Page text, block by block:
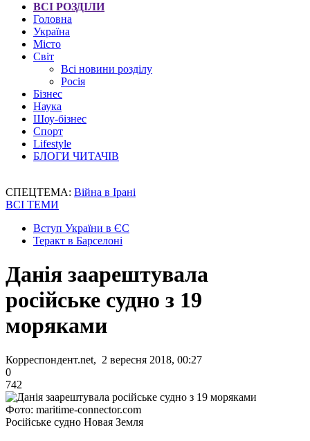
ВСІ РОЗДІЛИ
Головна
Україна
Місто
Світ
Всі новини розділу
Росія
Бізнес
Наука
Шоу-бізнес
Спорт
Lifestyle
БЛОГИ ЧИТАЧІВ
СПЕЦТЕМА: Війна в Ірані
ВСІ ТЕМИ
Вступ України в ЄС
Теракт в Барселоні
Данія заарештувала
російське судно з 19
моряками
Корреспондент.net, 2 вересня 2018, 00:27
0
742
Фото: maritime-connector.com
Російське судно Новая Земля